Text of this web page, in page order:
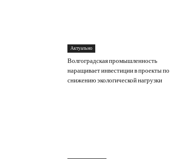
Актуально
Волгоградская промышленность
наращивает инвестиции в проекты по
снижению экологической нагрузки